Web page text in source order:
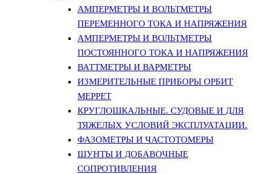
АМПЕРМЕТРЫ И ВОЛЬТМЕТРЫ
ПЕРЕМЕННОГО ТОКА И НАПРЯЖЕНИЯ
АМПЕРМЕТРЫ И ВОЛЬТМЕТРЫ
ПОСТОЯННОГО ТОКА И НАПРЯЖЕНИЯ
ВАТТМЕТРЫ И ВАРМЕТРЫ
ИЗМЕРИТЕЛЬНЫЕ ПРИБОРЫ ОРБИТ
МЕРРЕТ
КРУГЛОШКАЛЬНЫЕ. СУДОВЫЕ И ДЛЯ
ТЯЖЕЛЫХ УСЛОВИЙ ЭКСПЛУАТАЦИИ.
ФАЗОМЕТРЫ И ЧАСТОТОМЕРЫ
ШУНТЫ И ДОБАВОЧНЫЕ
СОПРОТИВЛЕНИЯ